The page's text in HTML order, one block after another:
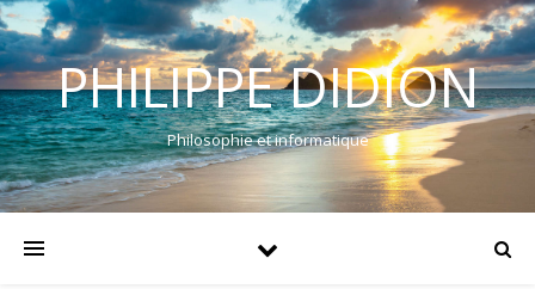
PHILIPPE DIDION
Philosophie et informatique